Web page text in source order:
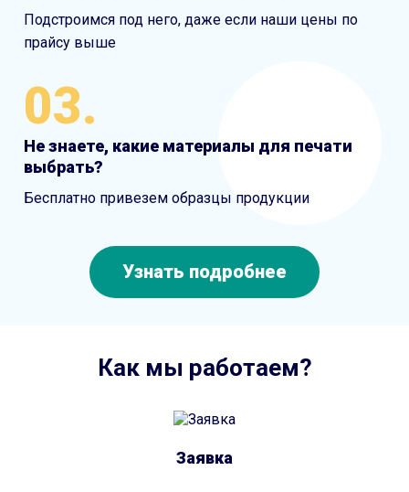
Подстроимся под него, даже если наши цены по
прайсу выше
03.
Не знаете, какие материалы для печати
выбрать?
Бесплатно привезем образцы продукции
Узнать подробнее
Как мы работаем?
Заявка